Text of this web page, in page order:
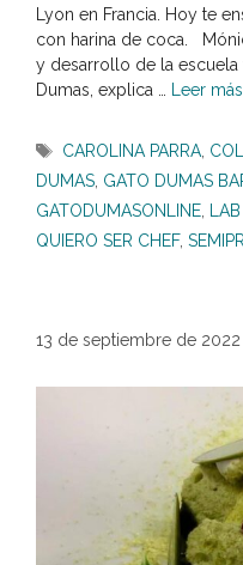
Lyon en Francia. Hoy te
con harina de coca.
y desarrollo de la escuela
Dumas, explica …
Leer más
Etiquetas
CAROLINA PARRA
DUMAS GATO DUMAS
GATODUMASONLINE
QUIERO SER CHEF,
13 de septiembre de 2022